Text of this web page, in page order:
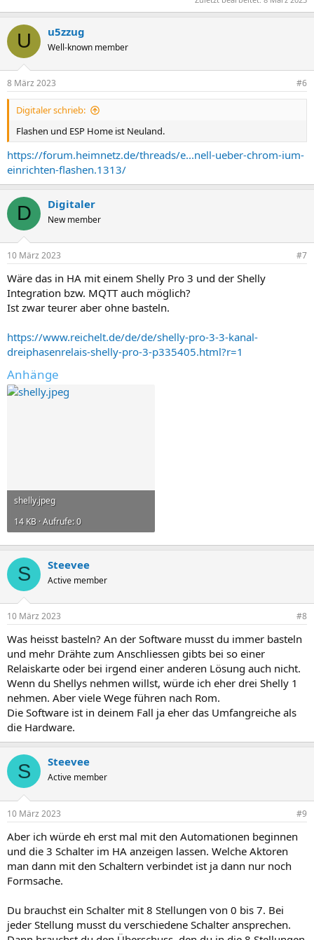
U u5zzug
Well-known member
8 März 2023 #6
Digitaler schrieb:
Flashen und ESP Home ist Neuland.
https://forum.heimnetz.de/threads/e...nell-ueber-chrom-ium-
einrichten-flashen.1313/
D Digitaler
New member
10 März 2023 #7
Wäre das in HA mit einem Shelly Pro 3 und der Shelly
Integration bzw. MQTT auch möglich?
Ist zwar teurer aber ohne basteln.
https://www.reichelt.de/de/de/shelly-pro-3-3-kanal-
dreiphasenrelais-shelly-pro-3-p335405.html?r=1
Anhänge
shelly.jpeg
14 KB · Aufrufe: 0
S Steevee
Active member
10 März 2023 #8
Was heisst basteln? An der Software musst du immer basteln
und mehr Drähte zum Anschliessen gibts bei so einer
Relaiskarte oder bei irgend einer anderen Lösung auch nicht.
Wenn du Shellys nehmen willst, würde ich eher drei Shelly 1
nehmen. Aber viele Wege führen nach Rom.
Die Software ist in deinem Fall ja eher das Umfangreiche als
die Hardware.
S Steevee
Active member
10 März 2023 #9
Aber ich würde eh erst mal mit den Automationen beginnen
und die 3 Schalter im HA anzeigen lassen. Welche Aktoren
man dann mit den Schaltern verbindet ist ja dann nur noch
Formsache.
Du brauchst ein Schalter mit 8 Stellungen von 0 bis 7. Bei
jeder Stellung musst du verschiedene Schalter ansprechen.